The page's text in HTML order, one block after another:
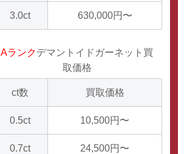
3.0ct 630,000円〜
Aランクデマントイドガーネット買
取価格
ct数 買取価格
0.5ct 10,500円〜
0.7ct 24,500円〜